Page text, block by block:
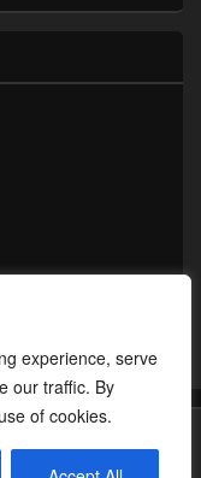
experience, serve
our traffic. By
of cookies.
Reservados.